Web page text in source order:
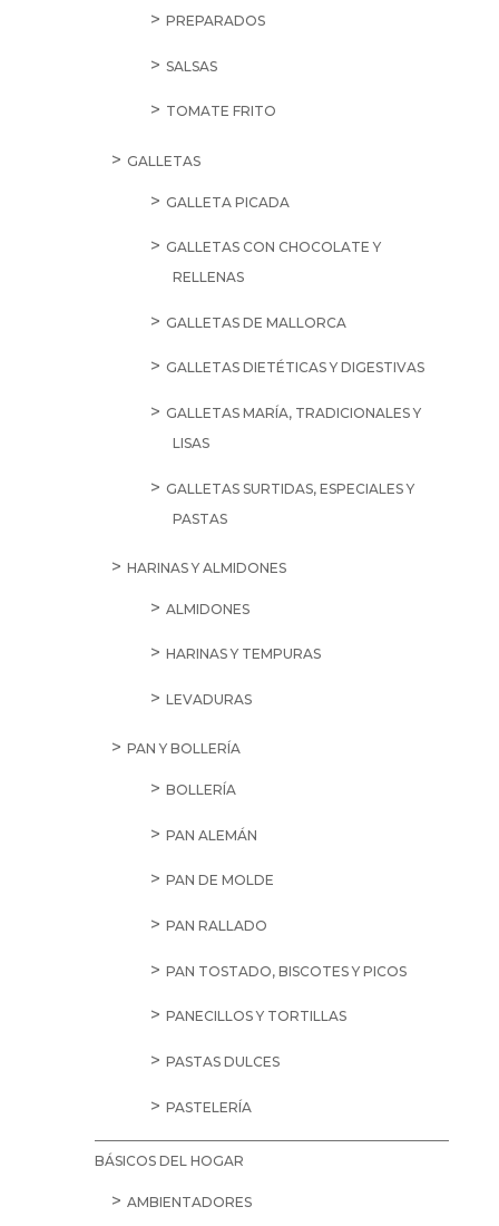
PREPARADOS
SALSAS
TOMATE FRITO
GALLETAS
GALLETA PICADA
GALLETAS CON CHOCOLATE Y
RELLENAS
GALLETAS DE MALLORCA
GALLETAS DIETÉTICAS Y DIGESTIVAS
GALLETAS MARÍA, TRADICIONALES Y
LISAS
GALLETAS SURTIDAS, ESPECIALES Y
PASTAS
HARINAS Y ALMIDONES
ALMIDONES
HARINAS Y TEMPURAS
LEVADURAS
PAN Y BOLLERÍA
BOLLERÍA
PAN ALEMÁN
PAN DE MOLDE
PAN RALLADO
PAN TOSTADO, BISCOTES Y PICOS
PANECILLOS Y TORTILLAS
PASTAS DULCES
PASTELERÍA
BÁSICOS DEL HOGAR
AMBIENTADORES